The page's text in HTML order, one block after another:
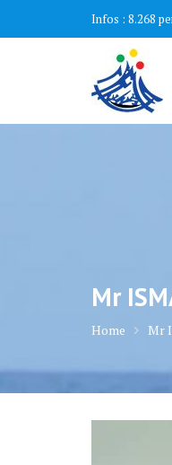
Infos : 8.268
Mr
Home Mr